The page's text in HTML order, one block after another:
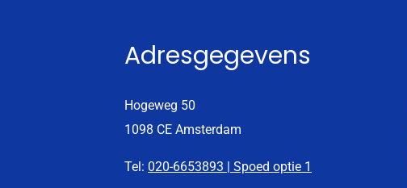
Adresgegevens
Hogeweg 50
1098 CE Amsterdam
Tel: 020-6653893 | Spoed optie 1